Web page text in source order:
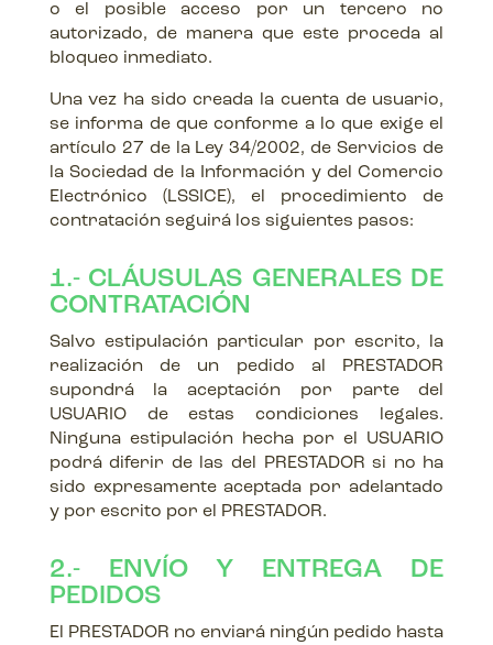
o el posible acceso por un tercero no
autorizado, de manera que este proceda al
bloqueo inmediato.
Una vez ha sido creada la cuenta de usuario,
se informa de que conforme a lo que exige el
artículo 27 de la Ley 34/2002, de Servicios de
la Sociedad de la Información y del Comercio
Electrónico (LSSICE), el procedimiento de
contratación seguirá los siguientes pasos:
1.- CLÁUSULAS GENERALES DE
CONTRATACIÓN
Salvo estipulación particular por escrito, la
realización de un pedido al PRESTADOR
supondrá la aceptación por parte del
USUARIO de estas condiciones legales.
Ninguna estipulación hecha por el USUARIO
podrá diferir de las del PRESTADOR si no ha
sido expresamente aceptada por adelantado
y por escrito por el PRESTADOR.
2.- ENVÍO Y ENTREGA DE
PEDIDOS
El PRESTADOR no enviará ningún pedido hasta